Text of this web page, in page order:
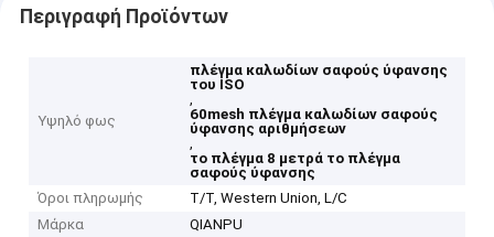
Περιγραφή Προϊόντων
Υψηλό φως
πλέγμα καλωδίων σαφούς ύφανσης
του ISO
,
60mesh πλέγμα καλωδίων σαφούς
ύφανσης αριθμήσεων
,
το πλέγμα 8 μετρά το πλέγμα
σαφούς ύφανσης
Όροι πληρωμής
T/T, Western Union, L/C
Μάρκα
QIANPU